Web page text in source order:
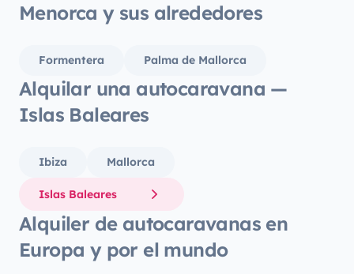
Menorca y sus alrededores
Formentera Palma de Mallorca
Alquilar una autocaravana —
Islas Baleares
Ibiza Mallorca
Islas Baleares
Alquiler de autocaravanas en
Europa y por el mundo